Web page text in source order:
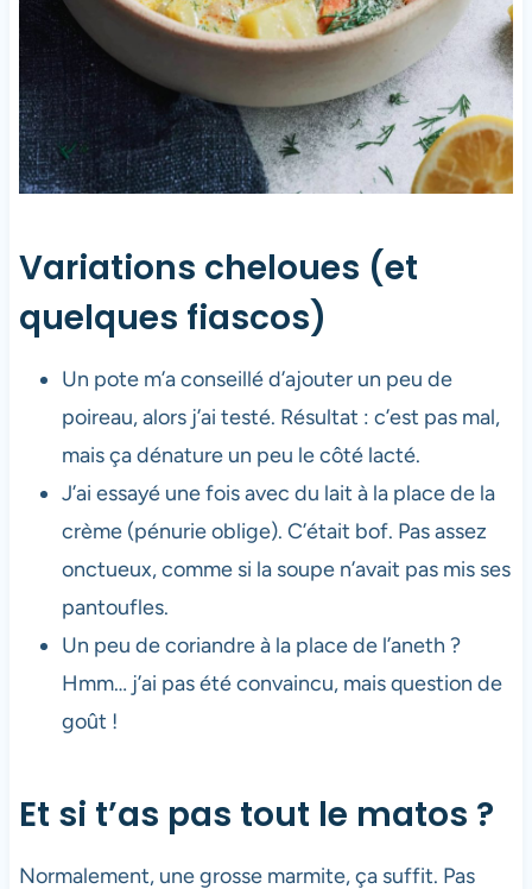
Variations cheloues (et
quelques fiascos)
Un pote m’a conseillé d’ajouter un peu de
poireau, alors j’ai testé. Résultat : c’est pas mal,
mais ça dénature un peu le côté lacté.
J’ai essayé une fois avec du lait à la place de la
crème (pénurie oblige). C’était bof. Pas assez
onctueux, comme si la soupe n’avait pas mis ses
pantoufles.
Un peu de coriandre à la place de l’aneth ?
Hmm… j’ai pas été convaincu, mais question de
goût !
Et si t’as pas tout le matos ?
Normalement, une grosse marmite, ça suffit. Pas